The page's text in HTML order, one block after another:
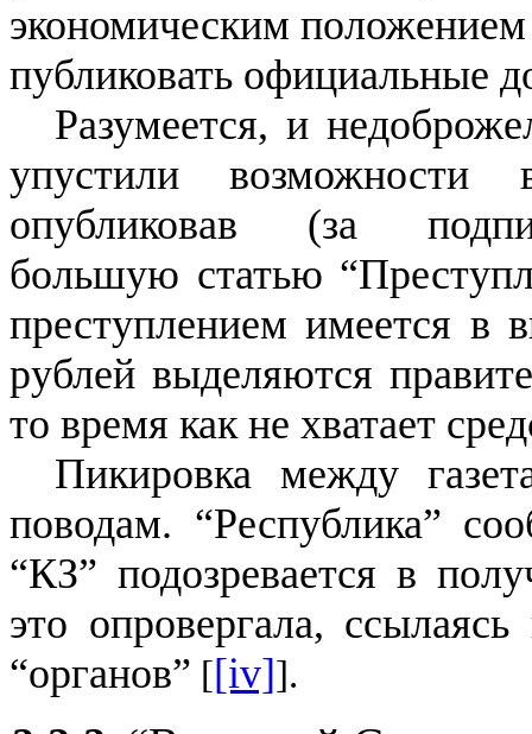
экономическим
публиковать официальные
Разумеется, и
упустили возможности
опубликовав (за
большую статью
преступлением имеется в
рублей выделяются
то время как не хватает
Пикировка между
поводам. “Республика”
“КЗ” подозревается в
это опровергала,
“органов” [[iv]].